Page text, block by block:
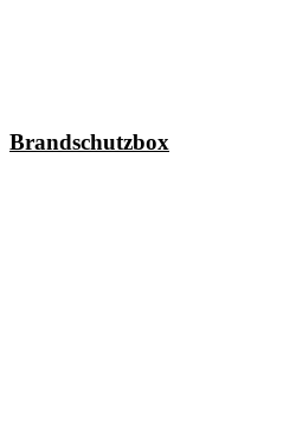
Brandschutzbox